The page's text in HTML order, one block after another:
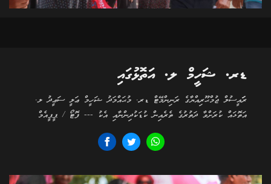
ޑރ. ޝަހީމް ލ. އަތޮޅުގައި
ރަަައީސުލް ޖުމްޙޫރިއްޔާގެ ރަނިންމޭޓް ޑރ. މުޙައްމަދު ޝަހީމް ޢަލީ ސަޢީދު ލ.
އަތޮޅައް ކުރަށްވާ ދަތުރުގެ ތެރެއިން ކުޑަކުދިންނާއި އެކު --- ފޮޓޯ / ޕީޕީއެމް